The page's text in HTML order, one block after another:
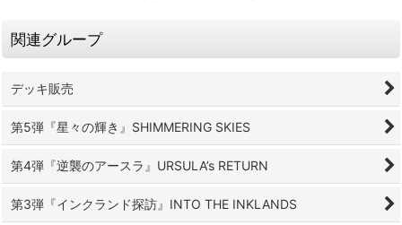
関連グループ
デッキ販売
第5弾『星々の輝き』SHIMMERING SKIES
第4弾『逆襲のアースラ』URSULA’s RETURN
第3弾『インクランド探訪』INTO THE INKLANDS